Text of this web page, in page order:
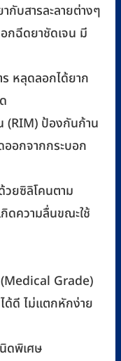
กับสารละลายต่างๆ
กฉีดยาชัดเจน มี
หลุดลอกได้ยาก
(RIM) ป้องกันก้าน
อกจากกระบอก
ยซิลิโคนตาม
ดความลื่นขณะใช้
Grade)
ดี ไม่แตกหักง่าย
ดพิเศษ